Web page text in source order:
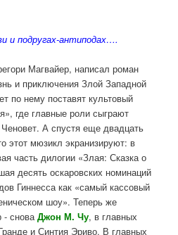
и подругах-антиподах….
Магвайер, написал роман
и приключения Злой Западной
по нему поставят культовый
где главные роли сыграют
А спустя еще двадцать
этот мюзикл экранизируют: в
часть дилогии «Злая: Сказка о
десять оскаровских номинаций
Гиннесса как «самый кассовый
шоу». Теперь же
- сноваДжон М. Чу, в главных
и Синтия Эриво. В главных